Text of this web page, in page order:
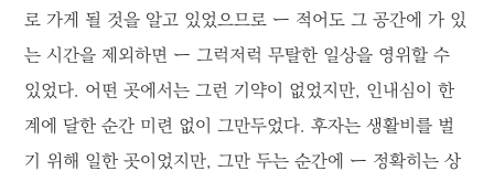
로 가게 될 것을 알고 있었으므로 ー 적어도 그 공간에 가 있
는 시간을 제외하면 ー 그럭저럭 무탈한 일상을 영위할 수
있었다. 어떤 곳에서는 그런 기약이 없었지만, 인내심이 한
계에 달한 순간 미련 없이 그만두었다. 후자는 생활비를 벌
기 위해 일한 곳이었지만, 그만 두는 순간에 ー 정확히는 상